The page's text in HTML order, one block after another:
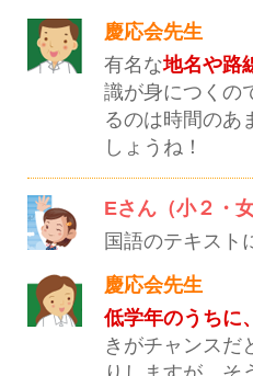
慶応会先生
有名な地名や路
識が身につくの
るのは時間のあ
しょうね！
Eさん（小２・女
国語のテキス
慶応会先生
低学年のうちに
きがチャンスだ